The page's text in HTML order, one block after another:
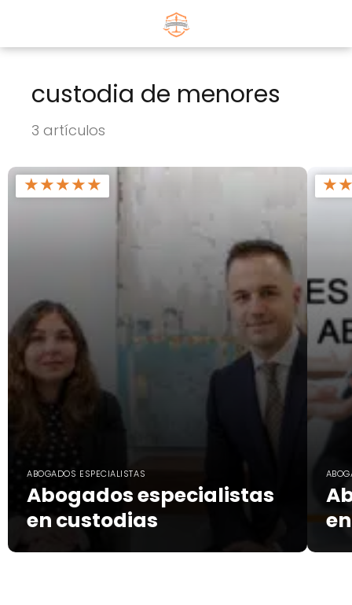
custodia de menores
3 artículos
★★★★★
ABOGADOS ESPECIALISTAS
Abogados especialistas
en custodias
★